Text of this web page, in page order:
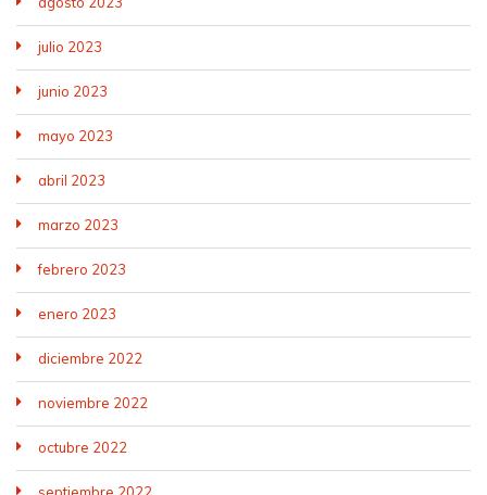
julio 2023
junio 2023
mayo 2023
abril 2023
marzo 2023
febrero 2023
enero 2023
diciembre 2022
noviembre 2022
octubre 2022